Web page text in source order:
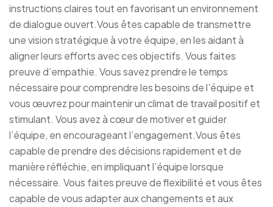
instructions claires tout en favorisant un environnement
de dialogue ouvert.Vous êtes capable de transmettre
une vision stratégique à votre équipe, en les aidant à
aligner leurs efforts avec ces objectifs. Vous faites
preuve d’empathie. Vous savez prendre le temps
nécessaire pour comprendre les besoins de l’équipe et
vous œuvrez pour maintenir un climat de travail positif et
stimulant. Vous avez à cœur de motiver et guider
l’équipe, en encourageant l’engagement.Vous êtes
capable de prendre des décisions rapidement et de
manière réfléchie, en impliquant l’équipe lorsque
nécessaire. Vous faites preuve de flexibilité et vous êtes
capable de vous adapter aux changements et aux